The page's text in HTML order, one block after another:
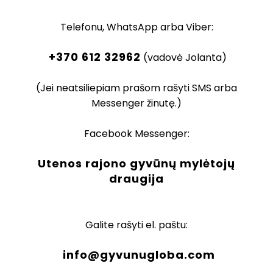
Telefonu, WhatsApp arba Viber:
+370 612 32962 (vadovė Jolanta)
(Jei neatsiliepiam prašom rašyti SMS arba
Messenger žinutę.)
Facebook Messenger:
Utenos rajono gyvūnų mylėtojų
draugija
Galite rašyti el. paštu:
info@gyvunugloba.com